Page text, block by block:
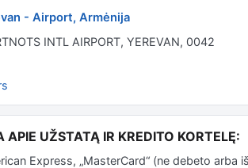
- Airport, Armėnija
INTL AIRPORT, YEREVAN, 0042
APIE UŽSTATĄ IR KREDITO KORTELĘ:
Express, „MasterCard“ (ne debeto